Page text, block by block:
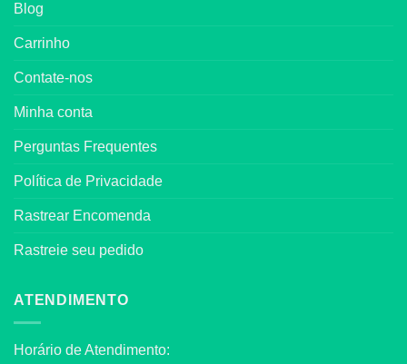
Blog
Carrinho
Contate-nos
Minha conta
Perguntas Frequentes
Política de Privacidade
Rastrear Encomenda
Rastreie seu pedido
ATENDIMENTO
Horário de Atendimento: